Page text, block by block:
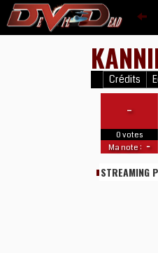
Crédits
-
0 votes
Ma note : -
STREAMING